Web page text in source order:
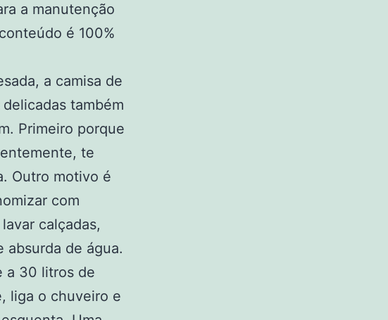
a manutenção
é 100%
a camisa de
também
Primeiro porque
te
Outro motivo é
com
calçadas,
absurda de água.
a 30 litros de
liga o chuveiro e